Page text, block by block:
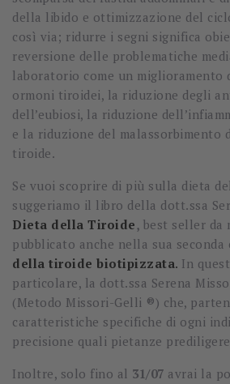
della libido e ottimizzazione del
così via; ridurre i segni significa
reversione delle problematiche
laboratorio come un miglioramento
ormoni tiroidei, la riduzione degli
dell’eubiosi, la riduzione
e la riduzione del malassorbimento
tiroide.
Se vuoi scoprire di più sulla dieta
suggeriamo il libro della dott.ssa
Dieta della Tiroide, best seller da
pubblicato anche nella sua seconda
della tiroide biotipizzata. In
particolare, la dott.ssa Serena
(Metodo Missori-Gelli ®) che,
caratteristiche specifiche di ogni
precisione quali pietanze
Inoltre, solo fino al 31/07 avrai la